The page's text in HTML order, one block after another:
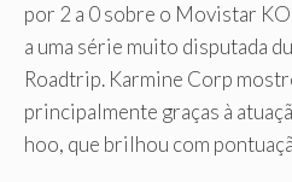
por 2 a 0 sobre o Movistar
a uma série muito disputada
Roadtrip. Karmine Corp
principalmente graças à
hoo, que brilhou com